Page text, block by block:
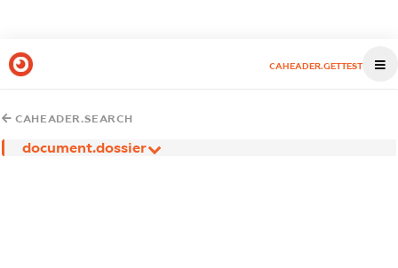
CAHEADER.GETTEST
CAHEADER.SEARCH
document.dossier